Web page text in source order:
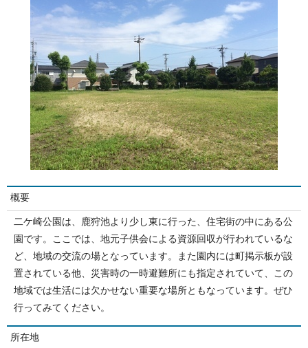
概要
二ケ崎公園は、鹿狩池より少し東に行った、住宅街の中にある公
園です。ここでは、地元子供会による資源回収が行われているな
ど、地域の交流の場となっています。また園内には町掲示板が設
置されている他、災害時の一時避難所にも指定されていて、この
地域では生活には欠かせない重要な場所ともなっています。ぜひ
行ってみてください。
所在地